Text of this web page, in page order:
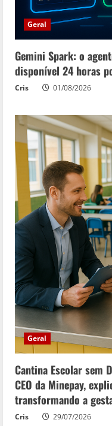
Geral
Gemini Spark: o
disponível 24 horas
Cris 01/08/2026
Geral
Cantina Escolar sem
CEO da Minepay,
transformando a
Cris 29/07/2026